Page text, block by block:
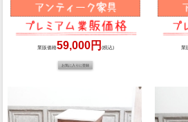
業販価格59,000円 (税込) 業